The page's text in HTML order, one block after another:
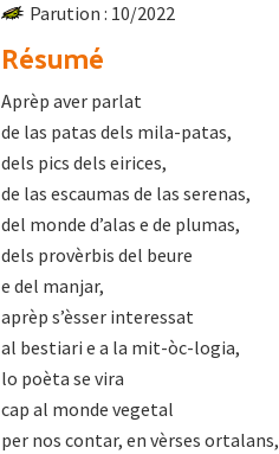
Parution : 10/2022
Résumé
Aprèp aver parlat
de las patas dels mila-patas,
dels pics dels eirices,
de las escaumas de las serenas,
del monde d’alas e de plumas,
dels provèrbis del beure
e del manjar,
aprèp s’èsser interessat
al bestiari e a la mit-òc-logia,
lo poèta se vira
cap al monde vegetal
per nos contar, en vèrses ortalans,